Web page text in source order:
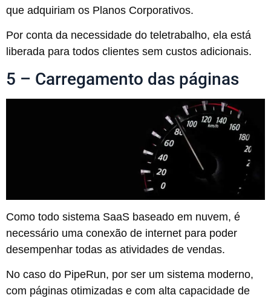
que adquiriam os Planos Corporativos.
Por conta da necessidade do teletrabalho, ela está
liberada para todos clientes sem custos adicionais.
5 – Carregamento das páginas
Como todo sistema SaaS baseado em nuvem, é
necessário uma conexão de internet para poder
desempenhar todas as atividades de vendas.
No caso do PipeRun, por ser um sistema moderno,
com páginas otimizadas e com alta capacidade de